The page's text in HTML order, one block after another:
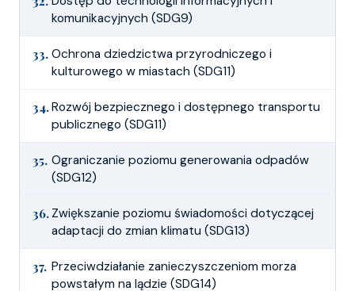
komunikacyjnych (SDG9)
33. Ochrona dziedzictwa przyrodniczego i
kulturowego w miastach (SDG11)
34.Rozwój bezpiecznego i dostępnego transportu
publicznego (SDG11)
35. Ograniczanie poziomu generowania odpadów
(SDG12)
36. Zwiększanie poziomu świadomości dotyczącej
adaptacji do zmian klimatu (SDG13)
37. Przeciwdziałanie zanieczyszczeniom morza
powstałym na lądzie (SDG14)